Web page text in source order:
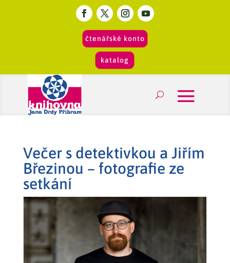
čtenářské konto
katalog
Večer s detektivkou a Jiřím
Březinou – fotografie ze
setkání